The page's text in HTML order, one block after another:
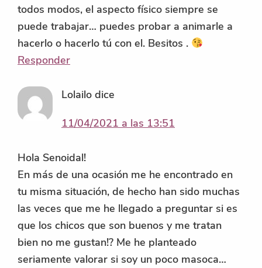
todos modos, el aspecto físico siempre se
puede trabajar… puedes probar a animarle a
hacerlo o hacerlo tú con el. Besitos .
Responder
Lolailo dice
11/04/2021 a las 13:51
Hola Senoidal!
En más de una ocasión me he encontrado en
tu misma situación, de hecho han sido muchas
las veces que me he llegado a preguntar si es
que los chicos que son buenos y me tratan
bien no me gustan!? Me he planteado
seriamente valorar si soy un poco masoca…